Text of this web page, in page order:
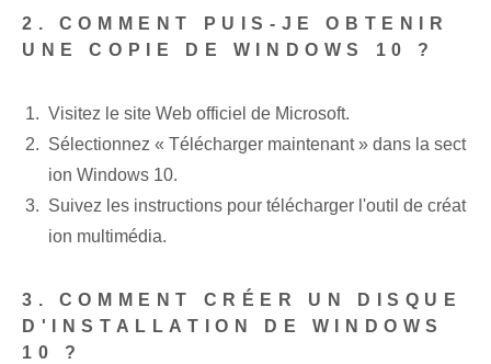
2. COMMENT PUIS-JE OBTENIR
UNE COPIE DE WINDOWS 10 ?
Visitez le site Web officiel de Microsoft.
Sélectionnez « Télécharger maintenant » dans la sect
ion Windows 10.
Suivez les instructions pour télécharger l'outil de créat
ion multimédia.
3. COMMENT CRÉER UN DISQUE
D'INSTALLATION DE WINDOWS
10 ?